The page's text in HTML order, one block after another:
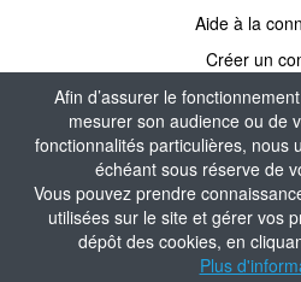
Afin d’assurer le
mesurer son audience ou de
fonctionnalités particulières, nous
échéant sous réserve de
Vous pouvez prendre
utilisées sur le site et gérer vos
dépôt des cookies, en
Plus
Aide à la
Créer un